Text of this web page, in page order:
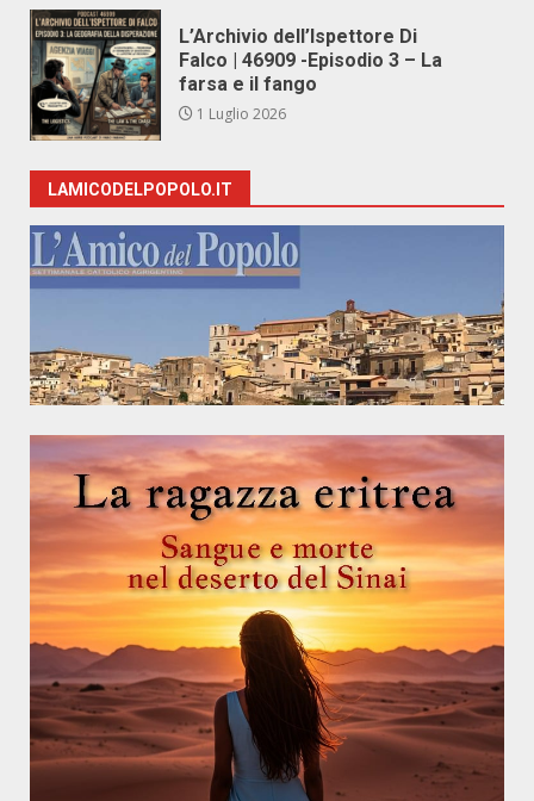
L’Archivio dell’Ispettore Di
Falco | 46909 -Episodio 3 – La
farsa e il fango
1 Luglio 2026
LAMICODELPOPOLO.IT